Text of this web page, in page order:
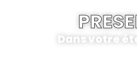
Dans votre